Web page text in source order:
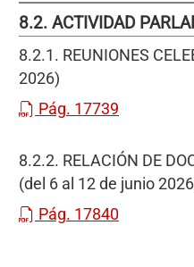
8.2. ACTIVIDAD
8.2.1. REUNIONES
2026)
Pág. 17739
8.2.2. RELACIÓN DE
(del 6 al 12 de junio
Pág. 17840